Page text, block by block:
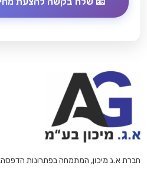
חברת א.ג מיכון, המתמחה בפתרונות הדפסה,